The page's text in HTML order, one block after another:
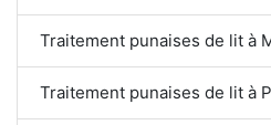
Traitement punaises de lit à
Traitement punaises de lit à